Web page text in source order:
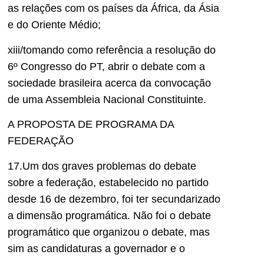
as relações com os países da África, da Ásia
e do Oriente Médio;
xiii/tomando como referência a resolução do
6º Congresso do PT, abrir o debate com a
sociedade brasileira acerca da convocação
de uma Assembleia Nacional Constituinte.
A PROPOSTA DE PROGRAMA DA
FEDERAÇÃO
17.Um dos graves problemas do debate
sobre a federação, estabelecido no partido
desde 16 de dezembro, foi ter secundarizado
a dimensão programática. Não foi o debate
programático que organizou o debate, mas
sim as candidaturas a governador e o